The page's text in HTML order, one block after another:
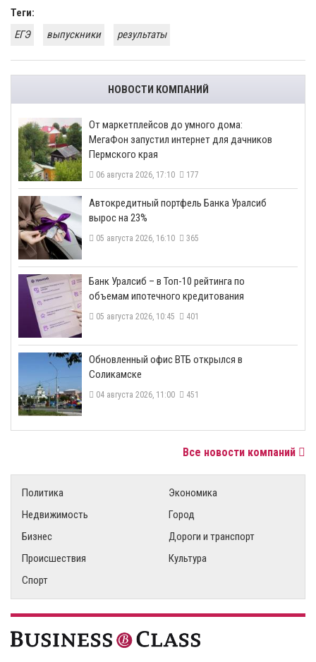
Теги:
ЕГЭ
выпускники результаты
НОВОСТИ КОМПАНИЙ
От маркетплейсов до умного дома:
МегаФон запустил интернет для дачников
Пермского края
06 августа 2026, 17:10 177
​Автокредитный портфель Банка Уралсиб
вырос на 23%
05 августа 2026, 16:10 365
​Банк Уралсиб – в Топ-10 рейтинга по
объемам ипотечного кредитования
05 августа 2026, 10:45 401
​Обновленный офис ВТБ открылся в
Соликамске
04 августа 2026, 11:00 451
Все новости компаний
Политика
Экономика
Недвижимость
Город
Бизнес
Дороги и транспорт
Происшествия
Культура
Спорт